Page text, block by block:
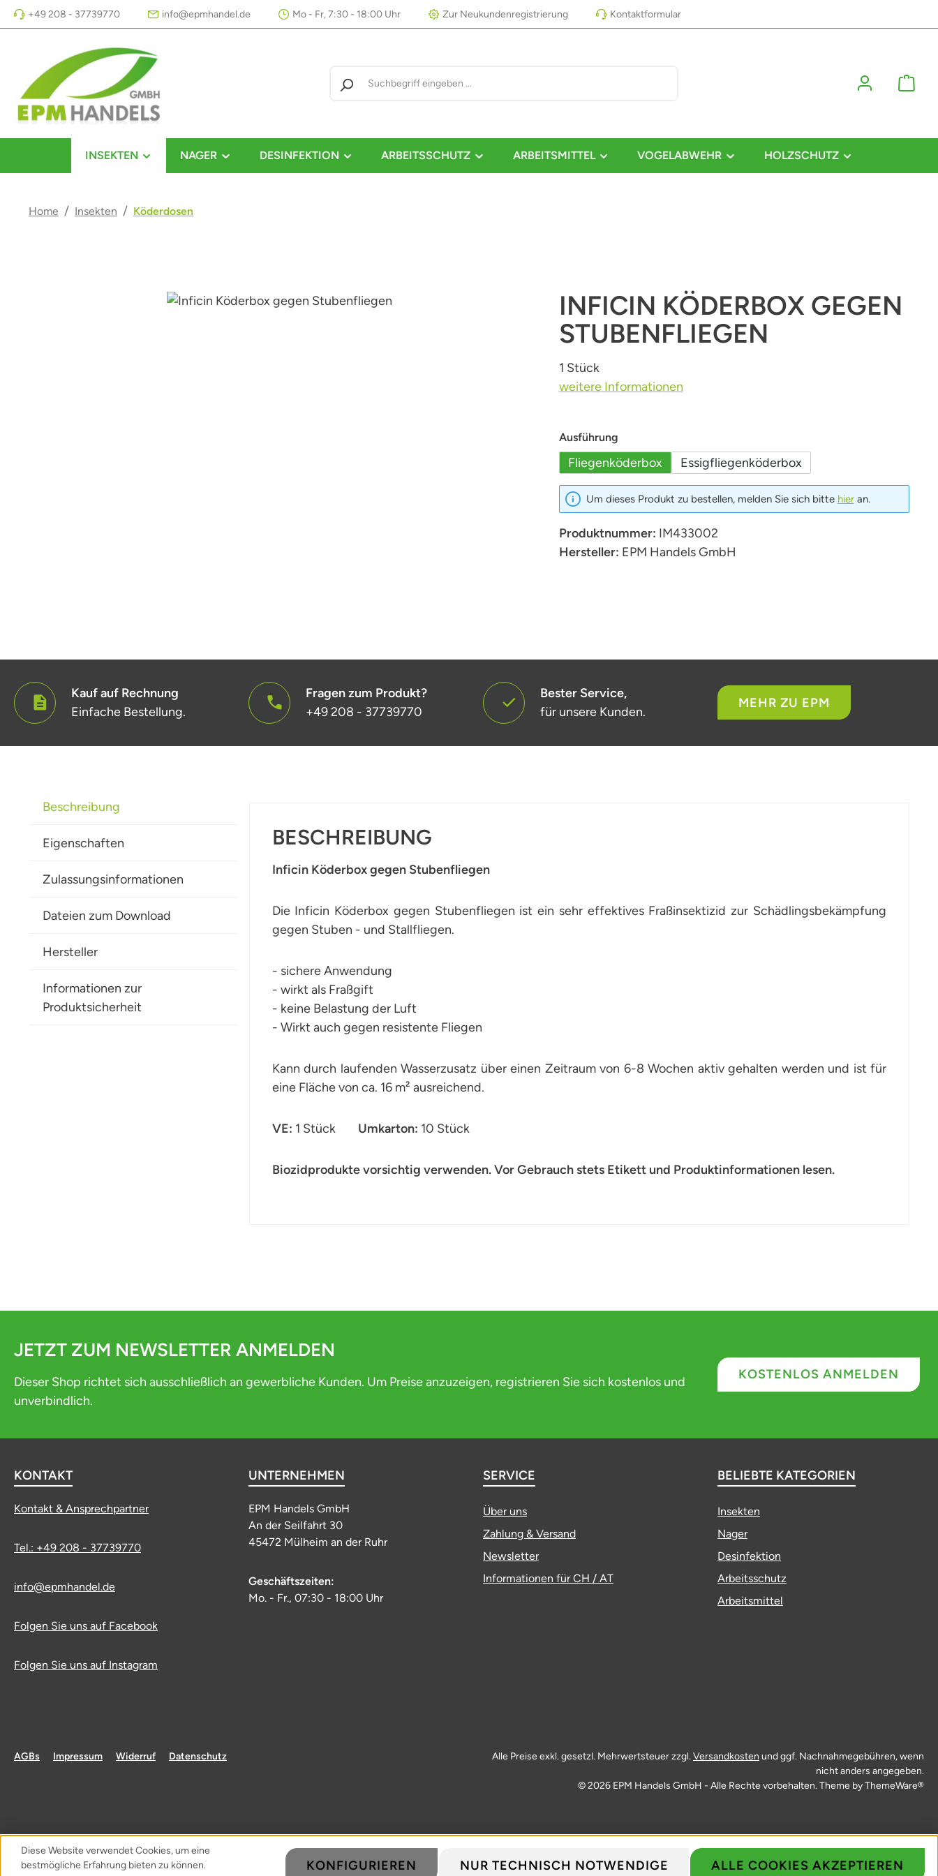
Hauptinhalt springen
Zur Suche springen
Zur Hauptnavigation springen
+49 208 - 37739770 info@epmhandel.de Mo - Fr, 7:30 - 18:00 Uhr Zur Neukundenregistrierung Kontaktformular
INSEKTEN NAGER DESINFEKTION ARBEITSSCHUTZ ARBEITSMITTEL VOGELABWEHR HOLZSCHUTZ
Home / Insekten / Köderdosen
Bildergalerie überspringen
INFICIN KÖDERBOX GEGEN
STUBENFLIEGEN
1 Stück
weitere Informationen
Ausführungauswählen
Fliegenköderbox Essigfliegenköderbox
Um dieses Produkt zu bestellen, melden Sie sich bitte hieran.
Produktnummer: IM433002
Hersteller: EPM Handels GmbH
Kauf auf Rechnung
Einfache Bestellung.
Fragen zum Produkt?
+49 208 - 37739770
Bester Service,
für unsere Kunden.
MEHR ZU EPM
Beschreibung
Eigenschaften
Zulassungsinformationen
Dateien zum Download
Hersteller
Informationen zur
Produktsicherheit
BESCHREIBUNG
Inficin Köderbox gegen Stubenfliegen
Die Inficin Köderbox gegen Stubenfliegen ist ein sehr effektives Fraßinsektizid zur Schädlingsbekämpfung
gegen Stuben - und Stallfliegen.
- sichere Anwendung
- wirkt als Fraßgift
- keine Belastung der Luft
- Wirkt auch gegen resistente Fliegen
Kann durch laufenden Wasserzusatz über einen Zeitraum von 6-8 Wochen aktiv gehalten werden und ist für
eine Fläche von ca. 16 m² ausreichend.
VE: 1 Stück Umkarton: 10 Stück
Biozidprodukte vorsichtig verwenden. Vor Gebrauch stets Etikett und Produktinformationen lesen.
JETZT ZUM NEWSLETTER ANMELDEN
Dieser Shop richtet sich ausschließlich an gewerbliche Kunden. Um Preise anzuzeigen, registrieren Sie sich kostenlos und
unverbindlich.
KOSTENLOS ANMELDEN
KONTAKT
Kontakt & Ansprechpartner
Tel.: +49 208 - 37739770
info@epmhandel.de
Folgen Sie uns auf Facebook
Folgen Sie uns auf Instagram
UNTERNEHMEN
EPM Handels GmbH
An der Seilfahrt 30
45472 Mülheim an der Ruhr
Geschäftszeiten:
Mo. - Fr., 07:30 - 18:00 Uhr
SERVICE
Über uns
Zahlung & Versand
Newsletter
Informationen für CH / AT
BELIEBTE KATEGORIEN
Insekten
Nager
Desinfektion
Arbeitsschutz
Arbeitsmittel
AGBs Impressum Widerruf Datenschutz Alle Preise exkl. gesetzl. Mehrwertsteuer zzgl. Versandkosten und ggf. Nachnahmegebühren, wenn
nicht anders angegeben.
© 2026 EPM Handels GmbH - Alle Rechte vorbehalten. Theme byThemeWare®
Diese Website verwendet Cookies, um eine
bestmögliche Erfahrung bieten zu können.
NUR TECHNISCH NOTWENDIGE
KONFIGURIEREN ALLE COOKIES AKZEPTIEREN